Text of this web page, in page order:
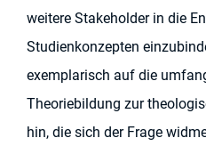
weitere Stakeholder in die
Studienkonzepten
exemplarisch auf die
Theoriebildung zur
hin, die sich der Frage